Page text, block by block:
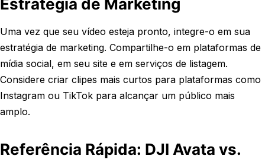
Estratégia de Marketing
Uma vez que seu vídeo esteja pronto, integre-o em sua
estratégia de marketing. Compartilhe-o em plataformas de
mídia social, em seu site e em serviços de listagem.
Considere criar clipes mais curtos para plataformas como
Instagram ou TikTok para alcançar um público mais
amplo.
Referência Rápida: DJI Avata vs.